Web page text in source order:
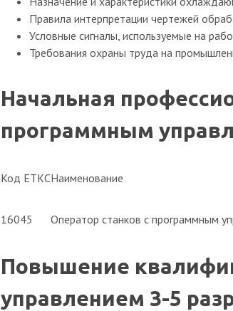
Правила интерпретации чертежей
Условные сигналы, используемые на
Требования охраны труда на
Начальная
программным
Код ЕТКСНаименование
16045 Оператор станков с программным
Повышение
управлением 3-5